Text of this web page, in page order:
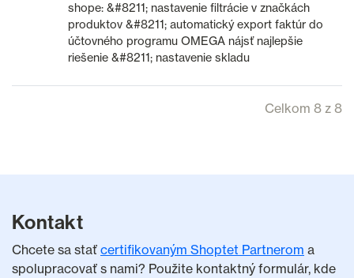
shope: &#8211; nastavenie filtrácie v značkách
produktov &#8211; automatický export faktúr do
účtovného programu OMEGA nájsť najlepšie
riešenie &#8211; nastavenie skladu
Celkom 8 z 8
Kontakt
Chcete sa stať certifikovaným Shoptet Partnerom a
spolupracovať s nami? Použite kontaktný formulár, kde